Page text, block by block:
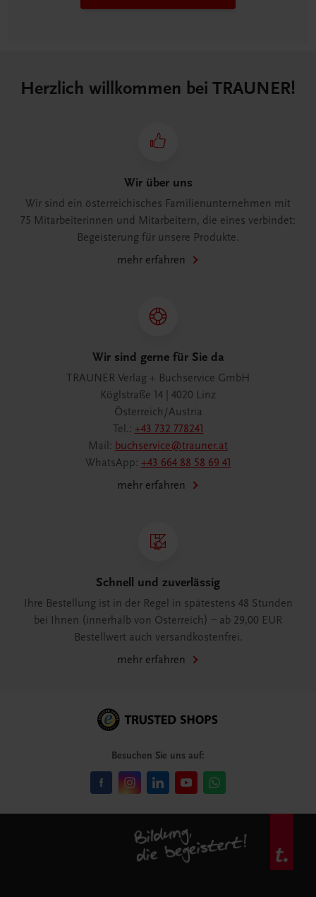
Herzlich willkommen bei TRAUNER!
Wir über uns
Wir sind ein österreichisches Familienunternehmen mit
75 Mitarbeiterinnen und Mitarbeitern, die eines verbindet:
Begeisterung für unsere Produkte.
mehr erfahren
Wir sind gerne für Sie da
TRAUNER Verlag + Buchservice GmbH
Köglstraße 14 | 4020 Linz
Österreich/Austria
Tel.: +43 732 778241
Mail: buchservice@trauner.at
WhatsApp: +43 664 88 58 69 41
mehr erfahren
Schnell und zuverlässig
Ihre Bestellung ist in der Regel in spätestens 48 Stunden
bei Ihnen (innerhalb von Österreich) – ab 29,00 EUR
Bestellwert auch versandkostenfrei.
mehr erfahren
Besuchen Sie uns auf: